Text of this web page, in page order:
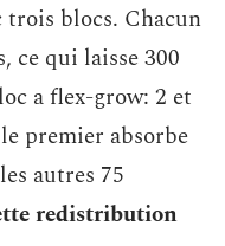
trois blocs. Chacun
ce qui laisse 300
a flex-grow: 2 et
premier absorbe
autres 75
redistribution